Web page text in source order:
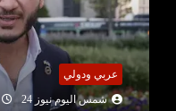
عربي ودولي
شمس اليوم نيوز 24